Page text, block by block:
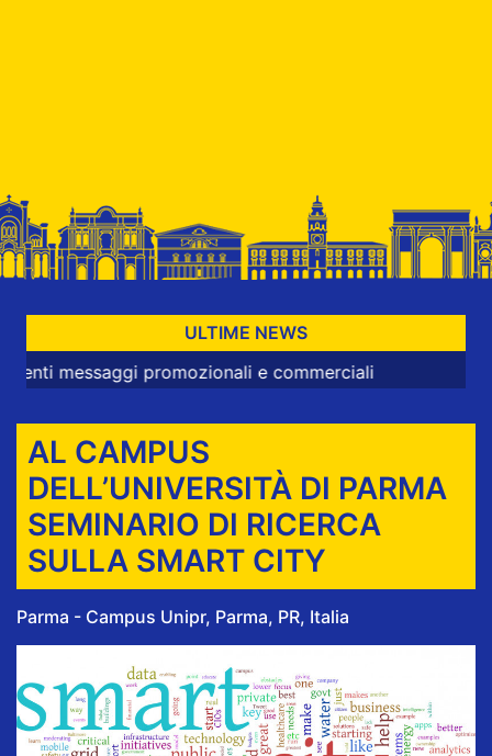
ULTIME NEWS
promozionali e commerciali
AL CAMPUS
DELL’UNIVERSITÀ DI PARMA
SEMINARIO DI RICERCA
SULLA SMART CITY
Parma - Campus Unipr, Parma, PR, Italia